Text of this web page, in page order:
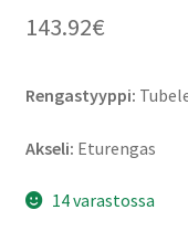
143.92€
Rengastyyppi:
Akseli: Eturengas
14 varastossa